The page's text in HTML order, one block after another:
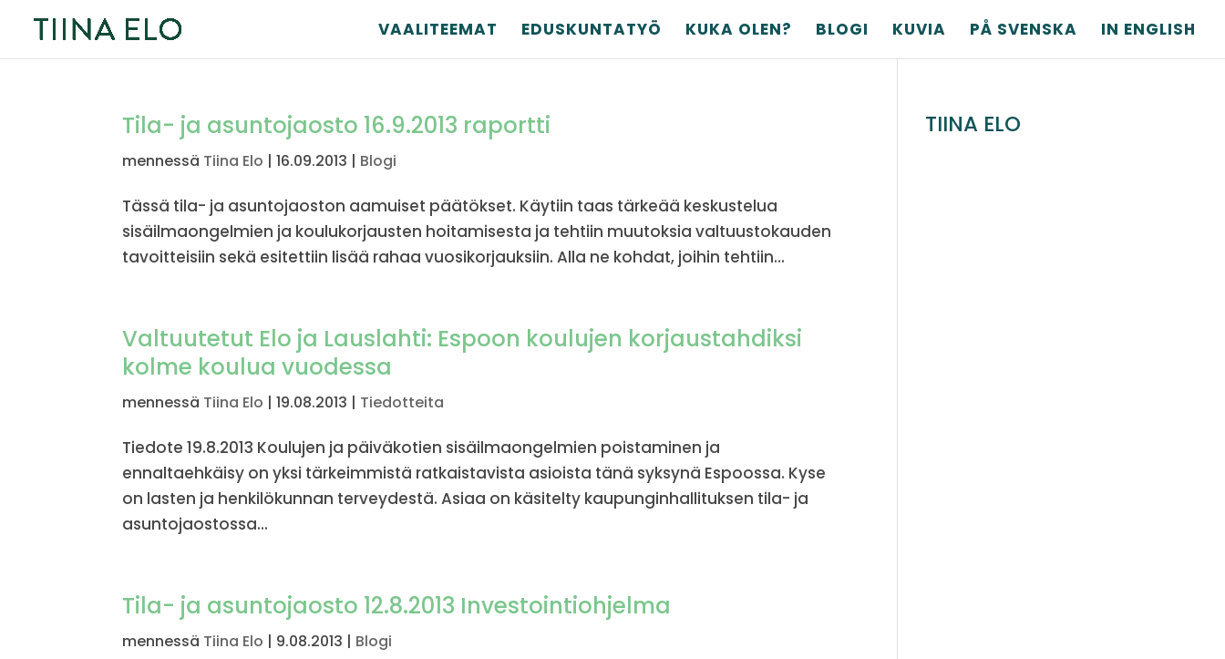
VAALITEEMAT EDUSKUNTATYÖ KUKA OLEN? BLOGI KUVIA PÅ SVENSKA IN ENGLISH
Tila- ja asuntojaosto 16.9.2013 raportti
mennessä Tiina Elo |16.09.2013 | Blogi
Tässä tila- ja asuntojaoston aamuiset päätökset. Käytiin taas tärkeää keskustelua
sisäilmaongelmien ja koulukorjausten hoitamisesta ja tehtiin muutoksia valtuustokauden
tavoitteisiin sekä esitettiin lisää rahaa vuosikorjauksiin. Alla ne kohdat, joihin tehtiin...
Valtuutetut Elo ja Lauslahti: Espoon koulujen korjaustahdiksi
kolme koulua vuodessa
mennessä Tiina Elo |19.08.2013 | Tiedotteita
Tiedote 19.8.2013 Koulujen ja päiväkotien sisäilmaongelmien poistaminen ja
ennaltaehkäisy on yksi tärkeimmistä ratkaistavista asioista tänä syksynä Espoossa. Kyse
on lasten ja henkilökunnan terveydestä. Asiaa on käsitelty kaupunginhallituksen tila- ja
asuntojaostossa...
Tila- ja asuntojaosto 12.8.2013 Investointiohjelma
mennessä Tiina Elo | 9.08.2013 | Blogi
TIINA ELO